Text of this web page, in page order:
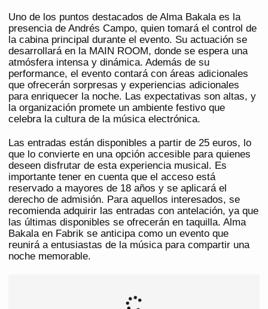
Uno de los puntos destacados de Alma Bakala es la
presencia de Andrés Campo, quien tomará el control de
la cabina principal durante el evento. Su actuación se
desarrollará en la MAIN ROOM, donde se espera una
atmósfera intensa y dinámica. Además de su
performance, el evento contará con áreas adicionales
que ofrecerán sorpresas y experiencias adicionales
para enriquecer la noche. Las expectativas son altas, y
la organización promete un ambiente festivo que
celebra la cultura de la música electrónica.
Las entradas están disponibles a partir de 25 euros, lo
que lo convierte en una opción accesible para quienes
deseen disfrutar de esta experiencia musical. Es
importante tener en cuenta que el acceso está
reservado a mayores de 18 años y se aplicará el
derecho de admisión. Para aquellos interesados, se
recomienda adquirir las entradas con antelación, ya que
las últimas disponibles se ofrecerán en taquilla. Alma
Bakala en Fabrik se anticipa como un evento que
reunirá a entusiastas de la música para compartir una
noche memorable.